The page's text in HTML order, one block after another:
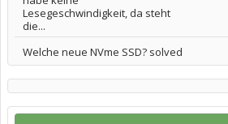
Lesegeschwindigkeit, da steht
die...
Welche neue NVme SSD? solved